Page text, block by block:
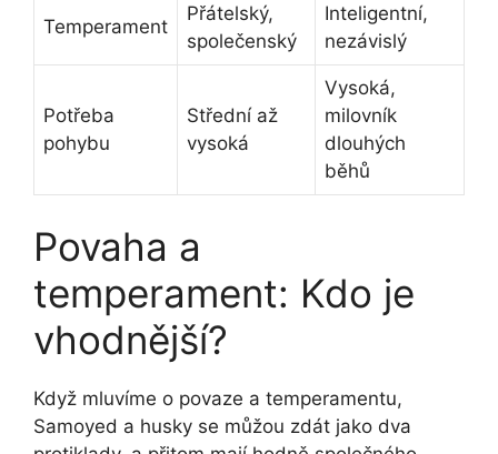
Temperament
Přátelský,
společenský
Inteligentní,
nezávislý
Potřeba
pohybu
Střední až
vysoká
Vysoká,
milovník
dlouhých
běhů
Povaha a
temperament: Kdo je
vhodnější?
Když mluvíme o povaze a temperamentu,
Samoyed a husky se můžou zdát jako dva